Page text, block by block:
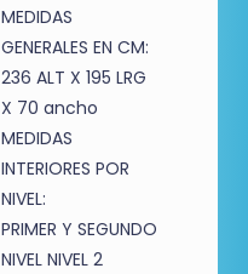
MEDIDAS
GENERALES EN CM:
236 ALT X 195 LRG
X 70 ancho
MEDIDAS
INTERIORES POR
NIVEL:
PRIMER Y SEGUNDO
NIVEL NIVEL 2